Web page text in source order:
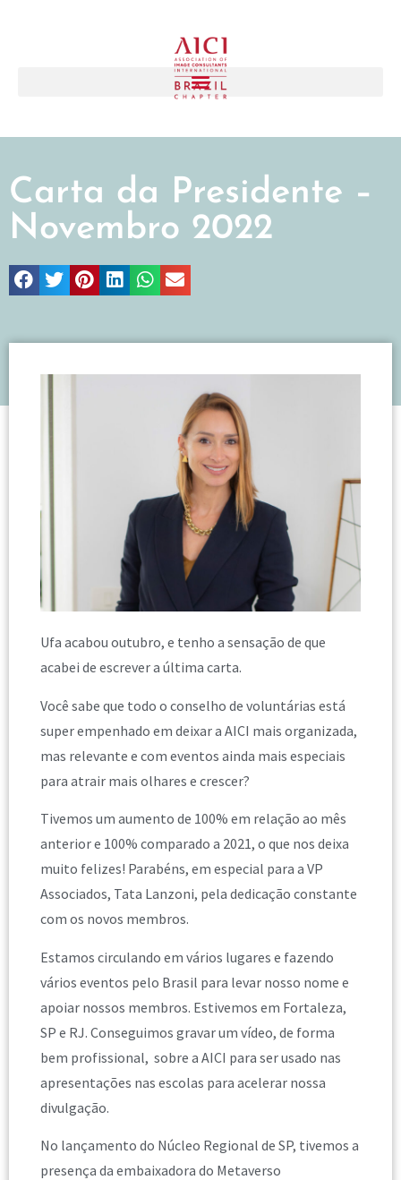
Carta da Presidente –
Novembro 2022
Ufa acabou outubro, e tenho a sensação de que
acabei de escrever a última carta.
Você sabe que todo o conselho de voluntárias está
super empenhado em deixar a AICI mais organizada,
mas relevante e com eventos ainda mais especiais
para atrair mais olhares e crescer?
Tivemos um aumento de 100% em relação ao mês
anterior e 100% comparado a 2021, o que nos deixa
muito felizes! Parabéns, em especial para a VP
Associados, Tata Lanzoni, pela dedicação constante
com os novos membros.
Estamos circulando em vários lugares e fazendo
vários eventos pelo Brasil para levar nosso nome e
apoiar nossos membros. Estivemos em Fortaleza,
SP e RJ. Conseguimos gravar um vídeo, de forma
bem profissional, sobre a AICI para ser usado nas
apresentações nas escolas para acelerar nossa
divulgação.
No lançamento do Núcleo Regional de SP, tivemos a
presença da embaixadora do Metaverso